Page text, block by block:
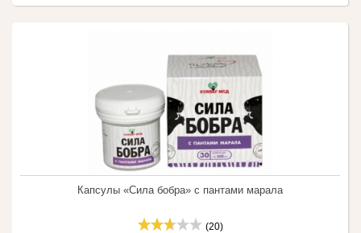
Капсулы «Сила бобра» с пантами марала
(20)